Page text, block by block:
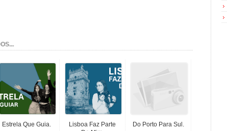
Estrela Que Guia.
Lisboa Faz Parte
Do Porto Para Sul.